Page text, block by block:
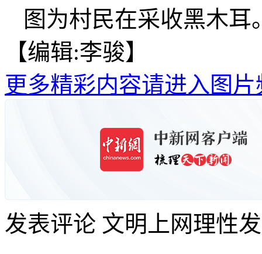
图为村民在采收黑木耳
【编辑:李骏】
更多精彩内容请进入图片
发表评论 文明上网理性